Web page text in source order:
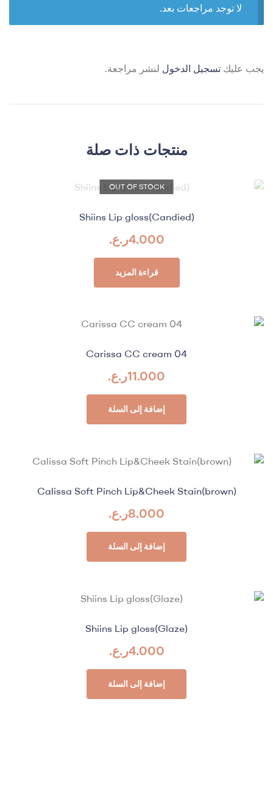
لا توجد مراجعات بعد.
يجب عليك تسجيل الدخول لنشر مراجعة.
منتجات ذات صلة
OUT OF STOCK
Shiins Lip gloss(Candied)
4.000ر.ع.
قراءة المزيد
Carissa CC cream 04
11.000ر.ع.
إضافة إلى السلة
Calissa Soft Pinch Lip&Cheek Stain(brown)
8.000ر.ع.
إضافة إلى السلة
Shiins Lip gloss(Glaze)
4.000ر.ع.
إضافة إلى السلة